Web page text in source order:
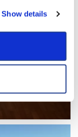
Show details